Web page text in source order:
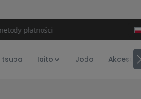
płatności
tsuba Iaito Jodo Akcesoria